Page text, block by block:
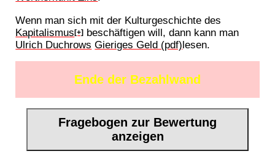
Wenn man sich mit der Kulturgeschichte des
Kapitalismus[+] beschäftigen will, dann kann man
Ulrich Duchrows Gieriges Geld (pdf)lesen.
Ende der Bezahlwand
Fragebogen zur Bewertung
anzeigen